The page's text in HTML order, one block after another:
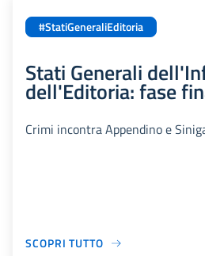
#StatiGeneraliEditoria
Stati Generali
dell'Editoria: fase
Crimi incontra Appendino e
SCOPRI TUTTO